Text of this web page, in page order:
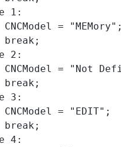
1:
CNCModel =
break;
2:
= "Not
break;
3:
= "EDIT";
break;
4: